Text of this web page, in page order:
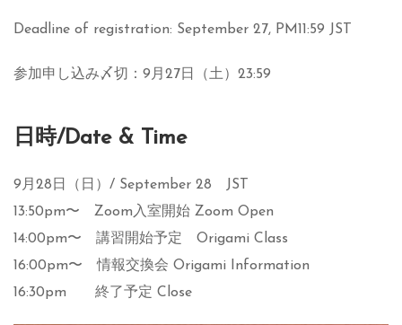
Deadline of registration: September 27, PM11:59 JST
参加申し込み〆切：9月27日（土）23:59
日時/Date & Time
9月28日（日）/ September 28 JST
13:50pm〜 Zoom入室開始 Zoom Open
14:00pm〜 講習開始予定 Origami Class
16:00pm〜 情報交換会 Origami Information
16:30pm 終了予定 Close